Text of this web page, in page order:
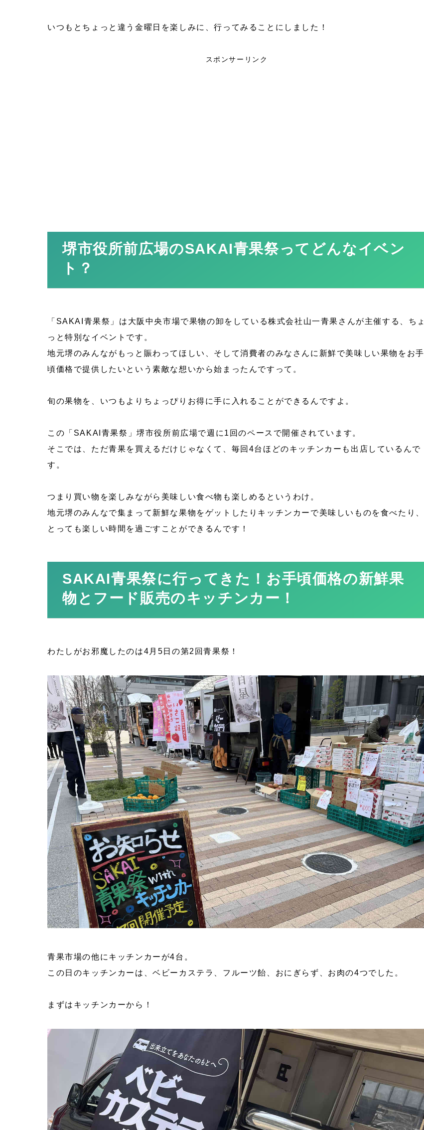
いつもとちょっと違う金曜日を楽しみに、行ってみることにしました！
スポンサーリンク
堺市役所前広場のSAKAI青果祭ってどんなイベン
ト？
「SAKAI青果祭」は大阪中央市場で果物の卸をしている株式会社山一青果さんが主催する、ちょ
っと特別なイベントです。
地元堺のみんながもっと賑わってほしい、そして消費者のみなさんに新鮮で美味しい果物をお手
頃価格で提供したいという素敵な想いから始まったんですって。
旬の果物を、いつもよりちょっぴりお得に手に入れることができるんですよ。
この「SAKAI青果祭」堺市役所前広場で週に1回のペースで開催されています。
そこでは、ただ青果を買えるだけじゃなくて、毎回4台ほどのキッチンカーも出店しているんで
す。
つまり買い物を楽しみながら美味しい食べ物も楽しめるというわけ。
地元堺のみんなで集まって新鮮な果物をゲットしたりキッチンカーで美味しいものを食べたり、
とっても楽しい時間を過ごすことができるんです！
SAKAI青果祭に行ってきた！お手頃価格の新鮮果
物とフード販売のキッチンカー！
わたしがお邪魔したのは4月5日の第2回青果祭！
青果市場の他にキッチンカーが4台。
この日のキッチンカーは、ベビーカステラ、フルーツ飴、おにぎらず、お肉の4つでした。
まずはキッチンカーから！